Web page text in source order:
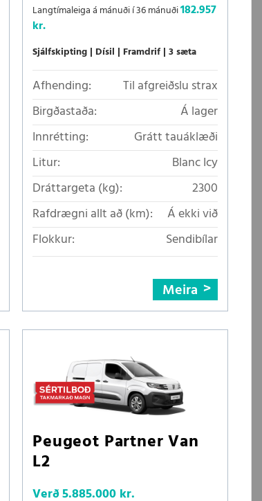
Langtímaleiga á mánuði í 36 mánuði182.957
kr.
Sjálfskipting Dísil Framdrif 3 sæta
Afhending:
Til afgreiðslu strax
Birgðastaða:
Á lager
Innrétting:
Grátt tauáklæði
Litur:
Blanc Icy
Dráttargeta (kg):
2300
Rafdrægni allt að (km):
Á ekki við
Flokkur:
Sendibílar
Meira
Peugeot Partner Van
L2
Verð5.885.000 kr.